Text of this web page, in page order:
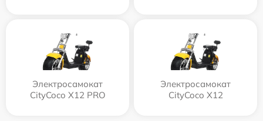
Электросамокат
CityCoco X12 PRO
Электросамокат
CityCoco X12